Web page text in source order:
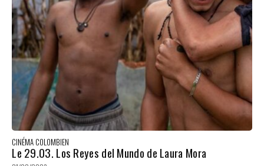
CINÉMA COLOMBIEN
Le 29.03. Los Reyes del Mundo de Laura Mora